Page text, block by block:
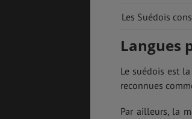
Les Suédois
Langues
Le suédois est
reconnues
Par ailleurs, la